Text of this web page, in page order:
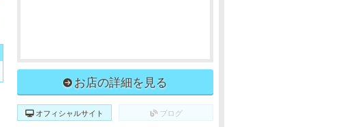
お店の詳細を見る
オフィシャルサイト ブログ